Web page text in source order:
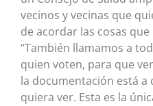
vecinos y vecinas que
de acordar las cosas
“También llamamos a
quien voten, para que
la documentación está a
quiera ver. Esta es la